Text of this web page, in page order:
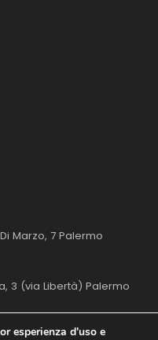
Marzo, 7 Palermo
3 (via Libertà) Palermo
esperienza d'uso e